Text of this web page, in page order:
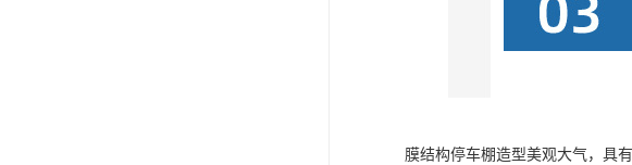
膜结构停车棚造型美观大气，具